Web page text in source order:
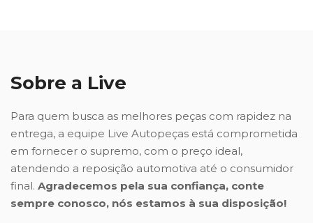
Sobre a Live
Para quem busca as melhores peças com rapidez na
entrega, a equipe Live Autopeças está comprometida
em fornecer o supremo, com o preço ideal,
atendendo a reposição automotiva até o consumidor
final. Agradecemos pela sua confiança, conte
sempre conosco, nós estamos à sua disposição!